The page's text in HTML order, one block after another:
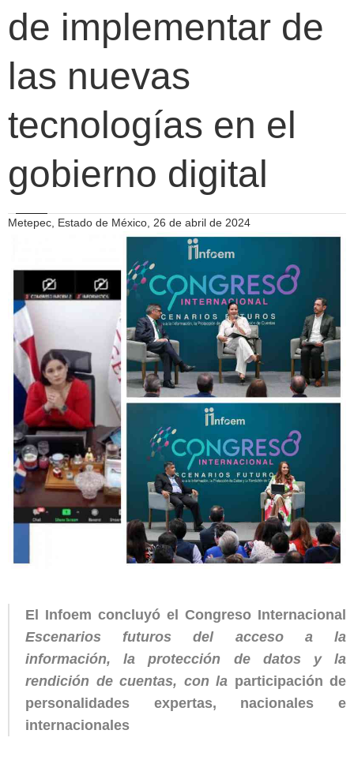
de implementar de
las nuevas
tecnologías en el
gobierno digital
Metepec, Estado de México, 26 de abril de 2024
El Infoem concluyó el Congreso Internacional
Escenarios futuros del acceso a la
información, la protección de datos y la
rendición de cuentas, con la participación de
personalidades expertas, nacionales e
internacionales